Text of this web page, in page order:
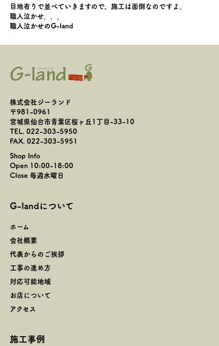
目地有りで並べていきますので、施工は面倒なのですよ。
職人泣かせ．．．
職人泣かせのG-land
株式会社ジーランド
〒981-0961
宮城県仙台市青葉区桜ヶ丘1丁目-33-10
TEL. 022-303-5950
FAX. 022-303-5951
Shop Info
Open 10:00-18:00
Close 毎週水曜日
G-landについて
ホーム
会社概要
代表からのご挨拶
工事の進め方
対応可能地域
お店について
アクセス
施工事例